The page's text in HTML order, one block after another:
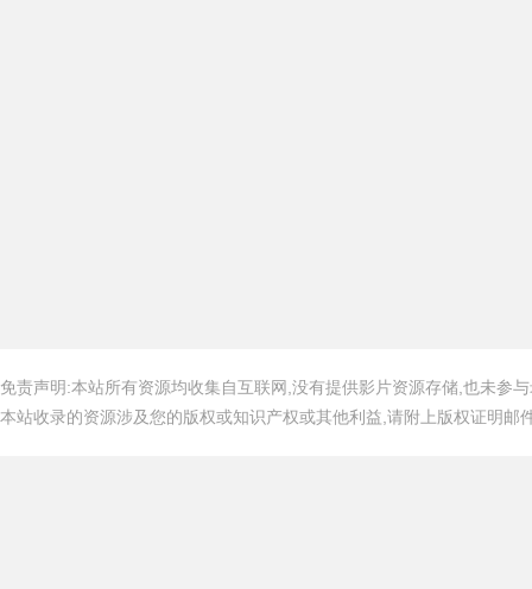
免责声明:本站所有资源均收集自互联网,没有提供影片资源存储,也未参
本站收录的资源涉及您的版权或知识产权或其他利益,请附上版权证明